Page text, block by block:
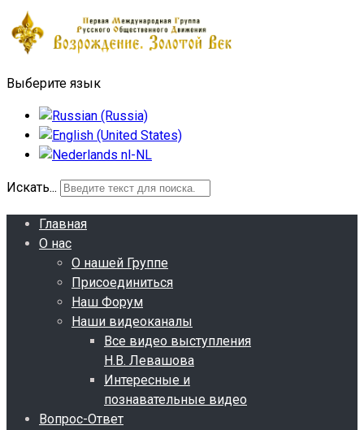
Выберите язык
Искать...
Главная
О нас
О нашей Группе
Присоединиться
Наш Форум
Наши видеоканалы
Все видео выступления
Н.В. Левашова
Интересные и
познавательные видео
Вопрос-Ответ